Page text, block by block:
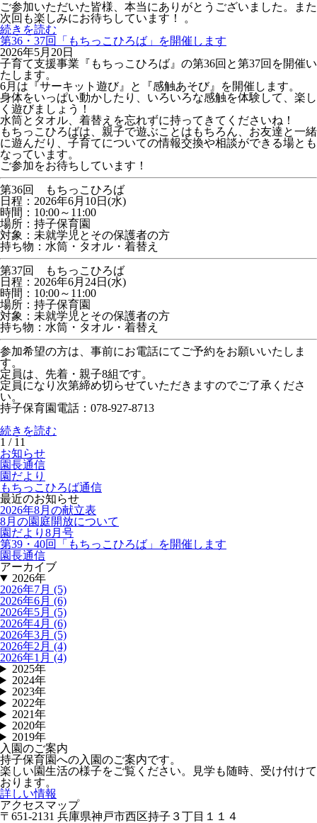
ご参加いただいた皆様、本当にありがとうございました。また
次回も楽しみにお待ちしています！ 。
続きを読む
第36・37回「もちっこひろば」を開催します
2026年5月20日
子育て支援事業『もちっこひろば』の第36回と第37回を開催い
たします。
6月は『サーキット遊び』と『感触あそび』を開催します。
身体をいっぱい動かしたり、いろいろな感触を体験して、楽し
く遊びましょう！
水筒とタオル、着替えを忘れずに持ってきてくださいね！
もちっこひろばは、親子で遊ぶことはもちろん、お友達と一緒
に遊んだり、子育てについての情報交換や相談ができる場とも
なっています。
ご参加をお待ちしています！
第36回 もちっこひろば
日程：2026年6月10日(水)
時間：10:00～11:00
場所：持子保育園
対象：未就学児とその保護者の方
持ち物：水筒・タオル・着替え
第37回 もちっこひろば
日程：2026年6月24日(水)
時間：10:00～11:00
場所：持子保育園
対象：未就学児とその保護者の方
持ち物：水筒・タオル・着替え
参加希望の方は、事前にお電話にてご予約をお願いいたしま
す。
定員は、先着・親子8組です。
定員になり次第締め切らせていただきますのでご了承くださ
い。
持子保育園電話：078-927-8713
続きを読む
1 / 1 1
お知らせ
園長通信
園だより
もちっこひろば通信
最近のお知らせ
2026年8月の献立表
8月の園庭開放について
園だより8月号
第39・40回「もちっこひろば」を開催します
園長通信
アーカイブ
2026年
2026年7月 (5)
2026年6月 (6)
2026年5月 (5)
2026年4月 (6)
2026年3月 (5)
2026年2月 (4)
2026年1月 (4)
2025年
2024年
2023年
2022年
2021年
2020年
2019年
入園のご案内
持子保育園への入園のご案内です。
楽しい園生活の様子をご覧ください。見学も随時、受け付けて
おります。
詳しい情報
アクセスマップ
〒651-2131 兵庫県神戸市西区持子３丁目１１４